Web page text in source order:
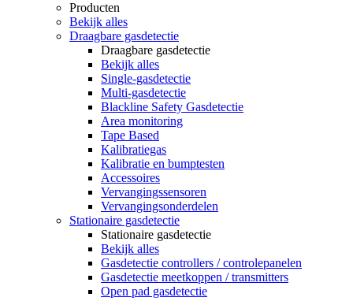
Producten
Bekijk alles
Draagbare gasdetectie
Draagbare gasdetectie
Bekijk alles
Single-gasdetectie
Multi-gasdetectie
Blackline Safety Gasdetectie
Area monitoring
Tape Based
Kalibratiegas
Kalibratie en bumptesten
Accessoires
Vervangingssensoren
Vervangingsonderdelen
Stationaire gasdetectie
Stationaire gasdetectie
Bekijk alles
Gasdetectie controllers / controlepanelen
Gasdetectie meetkoppen / transmitters
Open pad gasdetectie